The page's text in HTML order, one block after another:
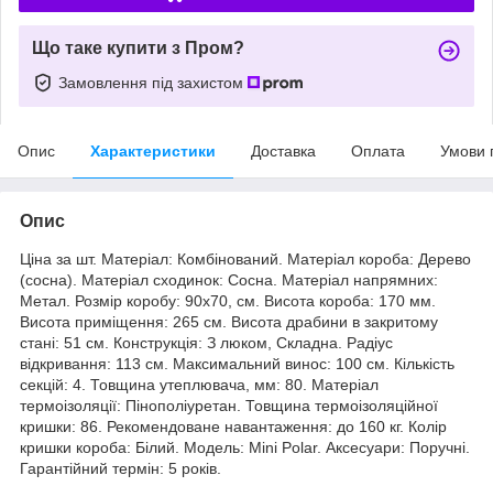
Що таке купити з Пром?
Замовлення під захистом
Опис Характеристики Доставка Оплата Умови
Опис
Ціна за шт. Матеріал: Комбінований. Матеріал короба: Дерево
(сосна). Матеріал сходинок: Сосна. Матеріал напрямних:
Метал. Розмір коробу: 90x70, см. Висота короба: 170 мм.
Висота приміщення: 265 см. Висота драбини в закритому
стані: 51 см. Конструкція: З люком, Складна. Радіус
відкривання: 113 см. Максимальний винос: 100 см. Кількість
секцій: 4. Товщина утеплювача, мм: 80. Матеріал
термоізоляції: Пінополіуретан. Товщина термоізоляційної
кришки: 86. Рекомендоване навантаження: до 160 кг. Колір
кришки короба: Білий. Модель: Mini Polar. Аксесуари: Поручні.
Гарантійний термін: 5 років.